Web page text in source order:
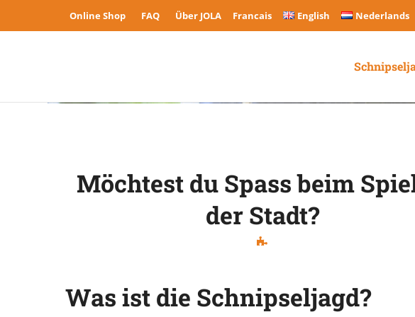
Online Shop FAQ Über JOLA Francais English Nederlands
Möchtest du Spass beim
der Stadt?
Was ist die Schnipseljagd?